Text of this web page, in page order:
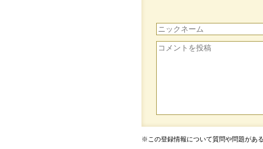
※この登録情報について質問や問題があ